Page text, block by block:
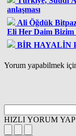
anlaşması
Ali Öğdük
Eli Her Daim Bizim
BİR HAYALİN
Yorum yapabilmek
HIZLI YORUM YAP